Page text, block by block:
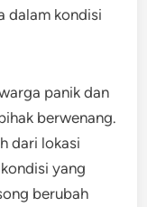
dalam kondisi
panik dan
berwenang.
dari lokasi
yang
berubah